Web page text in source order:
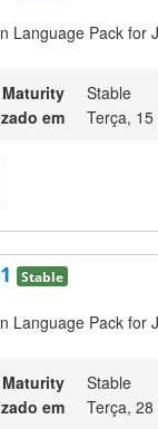
Language Pack for
Maturity
Stable
em
Terça,
Stable
Language Pack for
Maturity
Stable
em
Terça,